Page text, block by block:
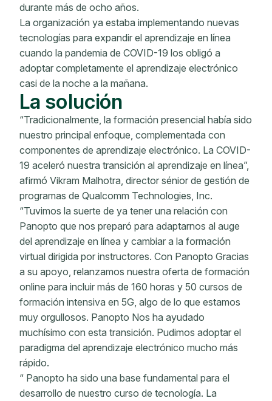
durante más de ocho años.
La organización ya estaba implementando nuevas
tecnologías para expandir el aprendizaje en línea
cuando la pandemia de COVID-19 los obligó a
adoptar completamente el aprendizaje electrónico
casi de la noche a la mañana.
La solución
“Tradicionalmente, la formación presencial había sido
nuestro principal enfoque, complementada con
componentes de aprendizaje electrónico. La COVID-
19 aceleró nuestra transición al aprendizaje en línea”,
afirmó Vikram Malhotra, director sénior de gestión de
programas de Qualcomm Technologies, Inc.
“Tuvimos la suerte de ya tener una relación con
Panopto que nos preparó para adaptarnos al auge
del aprendizaje en línea y cambiar a la formación
virtual dirigida por instructores. Con Panopto Gracias
a su apoyo, relanzamos nuestra oferta de formación
online para incluir más de 160 horas y 50 cursos de
formación intensiva en 5G, algo de lo que estamos
muy orgullosos. Panopto Nos ha ayudado
muchísimo con esta transición. Pudimos adoptar el
paradigma del aprendizaje electrónico mucho más
rápido.
“ Panopto ha sido una base fundamental para el
desarrollo de nuestro curso de tecnología. La